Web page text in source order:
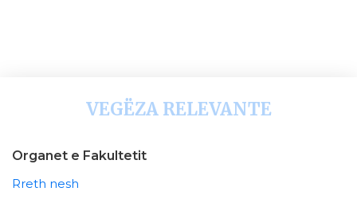
VEGËZA RELEVANTE
Organet e Fakultetit
Rreth nesh